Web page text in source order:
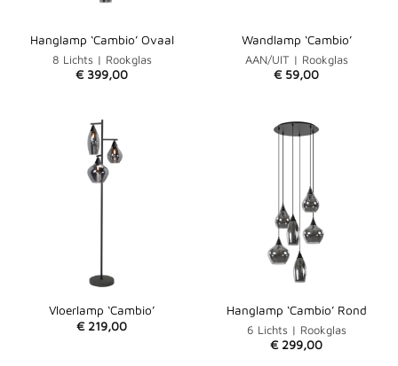
Hanglamp ‘Cambio’ Ovaal
8 Lichts | Rookglas
€ 399,00
Wandlamp ‘Cambio’
AAN/UIT | Rookglas
€ 59,00
Vloerlamp ‘Cambio’
€ 219,00
Hanglamp ‘Cambio’ Rond
6 Lichts | Rookglas
€ 299,00